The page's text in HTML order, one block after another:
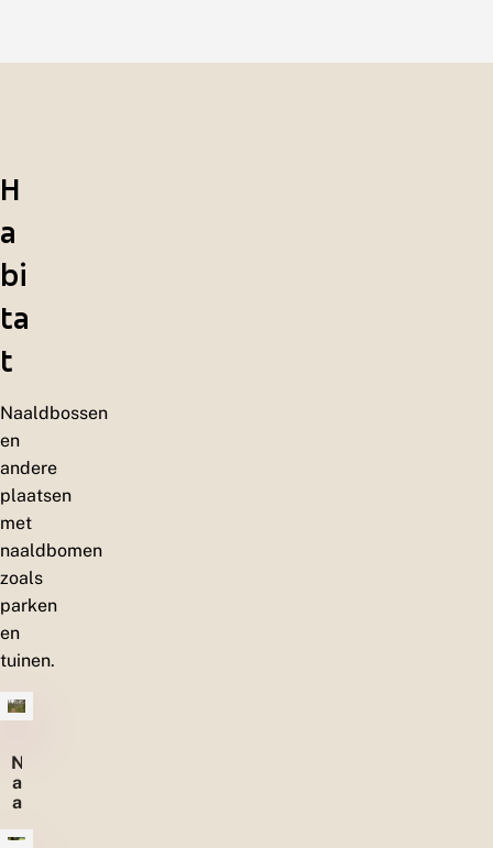
H
a
bi
ta
t
Naaldbossen
en
andere
plaatsen
met
naaldbomen
zoals
parken
en
tuinen.
N
a
a
d